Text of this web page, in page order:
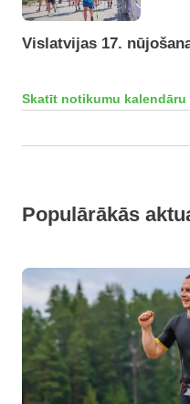
Vislatvijas 17.
Skatīt notikumu kalendāru
Populārākās